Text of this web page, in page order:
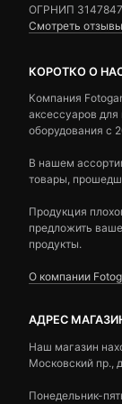
ОГРНИП
Смотреть
КОРОТКО О
Компания
аксессуаров
оборудования с
В нашем
товары,
Продукция
предложить
продукты.
О компании
АДРЕС
Наш магазин
Московский пр.,
Понедельник-